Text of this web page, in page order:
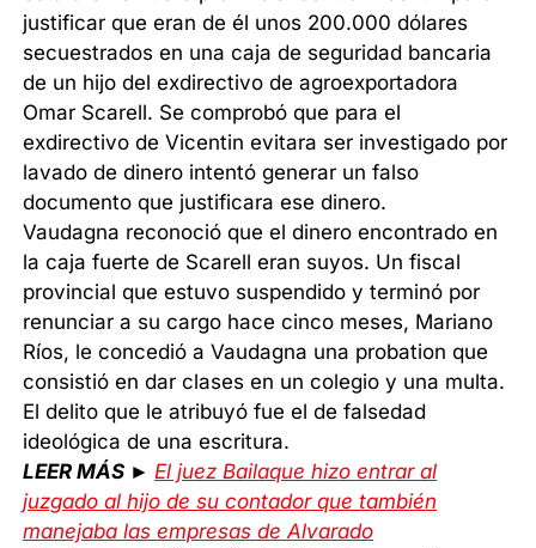
justificar que eran de él unos 200.000 dólares
secuestrados en una caja de seguridad bancaria
de un hijo del exdirectivo de agroexportadora
Omar Scarell. Se comprobó que para el
exdirectivo de Vicentin evitara ser investigado por
lavado de dinero intentó generar un falso
documento que justificara ese dinero.
Vaudagna reconoció que el dinero encontrado en
la caja fuerte de Scarell eran suyos. Un fiscal
provincial que estuvo suspendido y terminó por
renunciar a su cargo hace cinco meses, Mariano
Ríos, le concedió a Vaudagna una probation que
consistió en dar clases en un colegio y una multa.
El delito que le atribuyó fue el de falsedad
ideológica de una escritura.
LEER MÁS ►El juez Bailaque hizo entrar al
juzgado al hijo de su contador que también
manejaba las empresas de Alvarado